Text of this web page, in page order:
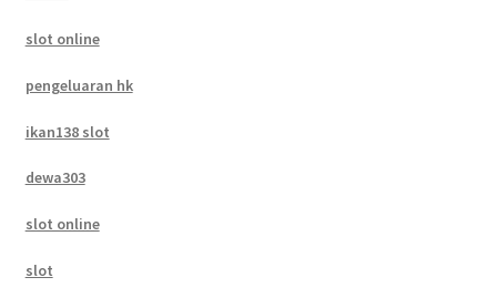
slot online
pengeluaran hk
ikan138 slot
dewa303
slot online
slot